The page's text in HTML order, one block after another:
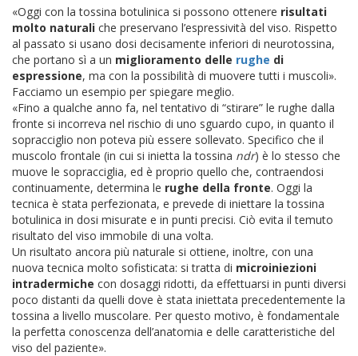
«Oggi con la tossina botulinica si possono ottenere risultati
molto naturali che preservano l’espressività del viso. Rispetto
al passato si usano dosi decisamente inferiori di neurotossina,
che portano sì a un miglioramento delle rughe di
espressione, ma con la possibilità di muovere tutti i muscoli».
Facciamo un esempio per spiegare meglio.
«Fino a qualche anno fa, nel tentativo di “stirare” le rughe dalla
fronte si incorreva nel rischio di uno sguardo cupo, in quanto il
sopracciglio non poteva più essere sollevato. Specifico che il
muscolo frontale (in cui si inietta la tossina ndr) è lo stesso che
muove le sopracciglia, ed è proprio quello che, contraendosi
continuamente, determina le rughe della fronte. Oggi la
tecnica è stata perfezionata, e prevede di iniettare la tossina
botulinica in dosi misurate e in punti precisi. Ciò evita il temuto
risultato del viso immobile di una volta.
Un risultato ancora più naturale si ottiene, inoltre, con una
nuova tecnica molto sofisticata: si tratta di microiniezioni
intradermiche con dosaggi ridotti, da effettuarsi in punti diversi
poco distanti da quelli dove è stata iniettata precedentemente la
tossina a livello muscolare. Per questo motivo, è fondamentale
la perfetta conoscenza dell’anatomia e delle caratteristiche del
viso del paziente».